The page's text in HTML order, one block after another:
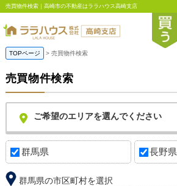
売買物件検索｜高崎市の不動産はララハウス高崎支店
TOPページ 売買物件検索
売買物件検索
ご希望のエリアを選んでください
群馬県 長野県
群馬県の市区町村を選択